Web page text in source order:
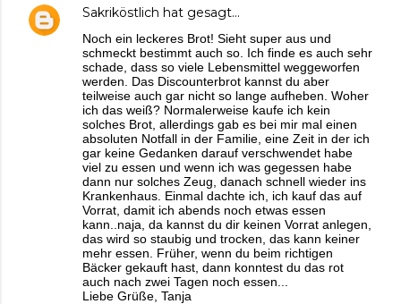
Sakriköstlich hat gesagt…
Noch ein leckeres Brot! Sieht super aus und
schmeckt bestimmt auch so. Ich finde es auch sehr
schade, dass so viele Lebensmittel weggeworfen
werden. Das Discounterbrot kannst du aber
teilweise auch gar nicht so lange aufheben. Woher
ich das weiß? Normalerweise kaufe ich kein
solches Brot, allerdings gab es bei mir mal einen
absoluten Notfall in der Familie, eine Zeit in der ich
gar keine Gedanken darauf verschwendet habe
viel zu essen und wenn ich was gegessen habe
dann nur solches Zeug, danach schnell wieder ins
Krankenhaus. Einmal dachte ich, ich kauf das auf
Vorrat, damit ich abends noch etwas essen
kann..naja, da kannst du dir keinen Vorrat anlegen,
das wird so staubig und trocken, das kann keiner
mehr essen. Früher, wenn du beim richtigen
Bäcker gekauft hast, dann konntest du das rot
auch nach zwei Tagen noch essen...
Liebe Grüße, Tanja